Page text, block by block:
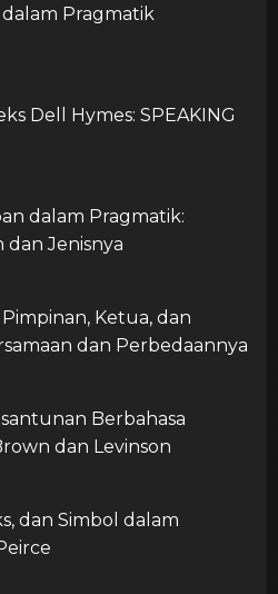
Pragmatik
Dell Hymes: SPEAKING
dalam Pragmatik:
Jenisnya
Ketua, dan
dan Perbedaannya
Berbahasa
dan Levinson
dan Simbol dalam